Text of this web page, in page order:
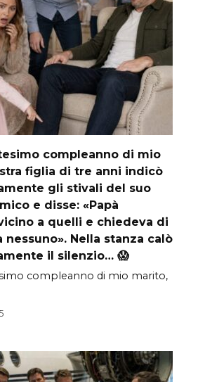
compleanno di mio
figlia di tre anni indicò
gli stivali del suo
e disse: «Papà
a quelli e chiedeva di
nessuno». Nella stanza calò
il silenzio… 😱
compleanno di mio marito,